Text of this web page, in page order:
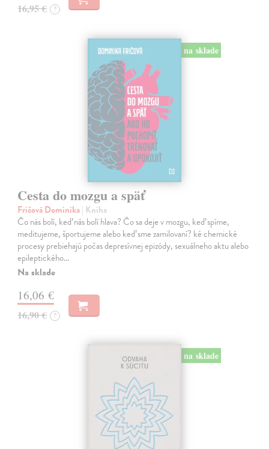
16,95 € ?
na sklade
Cesta do mozgu a späť
Fričová Dominika| Kniha
Čo nás bolí, keď nás bolí hlava? Čo sa deje v mozgu, keď spíme,
meditujeme, športujeme alebo keď sme zamilovaní? ké chemické
procesy prebiehajú počas depresívnej epizódy, sexuálneho aktu alebo
epileptického…
Na sklade
16,06 €
16,90 € ?
na sklade